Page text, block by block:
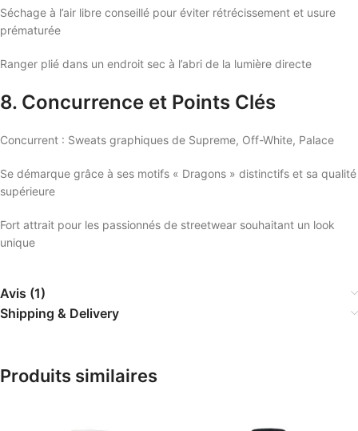
Séchage à l’air libre conseillé pour éviter rétrécissement et usure
prématurée
Ranger plié dans un endroit sec à l’abri de la lumière directe
8. Concurrence et Points Clés
Concurrent : Sweats graphiques de Supreme, Off-White, Palace
Se démarque grâce à ses motifs « Dragons » distinctifs et sa qualité
supérieure
Fort attrait pour les passionnés de streetwear souhaitant un look
unique
Avis (1)
Shipping & Delivery
Produits similaires